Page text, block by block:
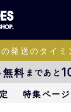
発送のタイミ
料 まであと
特集ページ